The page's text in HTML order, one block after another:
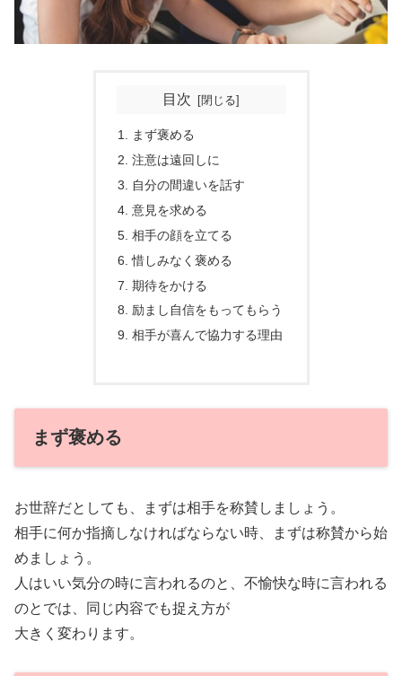
目次
まず褒める
注意は遠回しに
自分の間違いを話す
意見を求める
相手の顔を立てる
惜しみなく褒める
期待をかける
励まし自信をもってもらう
相手が喜んで協力する理由
まず褒める
お世辞だとしても、まずは相手を称賛しましょう。
相手に何か指摘しなければならない時、まずは称賛から始
めましょう。
人はいい気分の時に言われるのと、不愉快な時に言われる
のとでは、同じ内容でも捉え方が
大きく変わります。